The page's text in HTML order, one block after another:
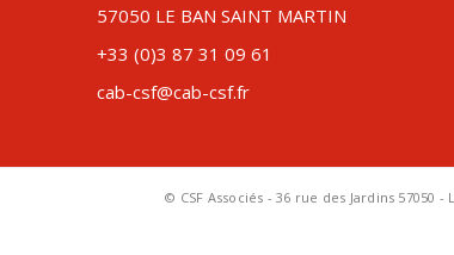
57050 LE BAN SAINT MARTIN
+33 (0)3 87 31 09 61
cab-csf@cab-csf.fr
© CSF Associés - 36 rue des Jardins 57050